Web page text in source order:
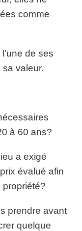
comme
de ses
valeur.
à 60 ans?
a exigé
évalué afin
prendre avant
quelque